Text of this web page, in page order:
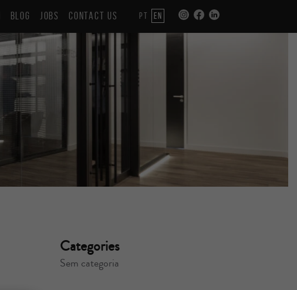
BLOG JOBS CONTACT US PT EN
Categories
Sem categoria